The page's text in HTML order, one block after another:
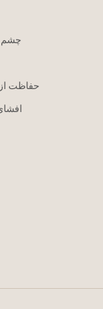
2030
حفاظت